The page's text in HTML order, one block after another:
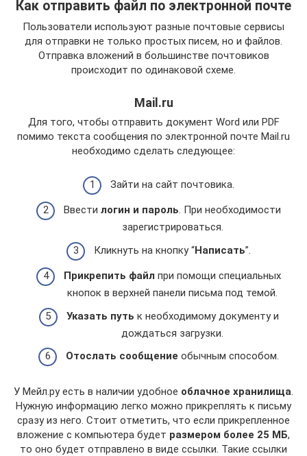
Как отправить файл по электронной почте
Пользователи используют разные почтовые сервисы
для отправки не только простых писем, но и файлов.
Отправка вложений в большинстве почтовиков
происходит по одинаковой схеме.
Mail.ru
Для того, чтобы отправить документ Word или PDF
помимо текста сообщения по электронной почте Mail.ru
необходимо сделать следующее:
Зайти на сайт почтовика.
Ввести логин и пароль. При необходимости
зарегистрироваться.
Кликнуть на кнопку “Написать”.
Прикрепить файл при помощи специальных
кнопок в верхней панели письма под темой.
Указать путь к необходимому документу и
дождаться загрузки.
Отослать сообщение обычным способом.
У Мейл.ру есть в наличии удобное облачное хранилища.
Нужную информацию легко можно прикреплять к письму
сразу из него. Стоит отметить, что если прикрепленное
вложение с компьютера будет размером более 25 МБ,
то оно будет отправлено в виде ссылки. Такие ссылки